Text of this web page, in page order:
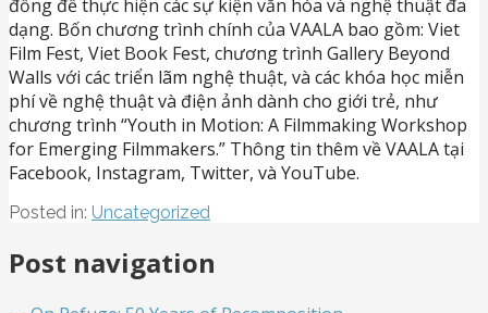
đồng để thực hiện các sự kiện văn hóa và nghệ thuật đa
dạng. Bốn chương trình chính của VAALA bao gồm: Viet
Film Fest, Viet Book Fest, chương trình Gallery Beyond
Walls với các triển lãm nghệ thuật, và các khóa học miễn
phí về nghệ thuật và điện ảnh dành cho giới trẻ, như
chương trình “Youth in Motion: A Filmmaking Workshop
for Emerging Filmmakers.” Thông tin thêm về VAALA tại
Facebook, Instagram, Twitter, và YouTube.
Posted in: Uncategorized
Post navigation